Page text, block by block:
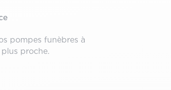
pompes funèbres à
proche.